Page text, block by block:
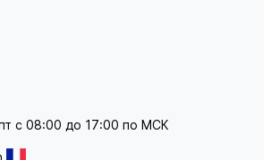
с 08:00 до 17:00 по МСК